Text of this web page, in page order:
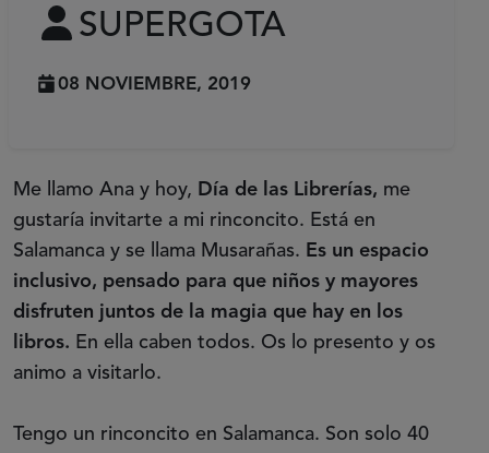
SUPERGOTA
08 NOVIEMBRE, 2019
Me llamo Ana y hoy, Día de las Librerías, me
gustaría invitarte a mi rinconcito. Está en
Salamanca y se llama Musarañas. Es un espacio
inclusivo, pensado para que niños y mayores
disfruten juntos de la magia que hay en los
libros. En ella caben todos. Os lo presento y os
animo a visitarlo.
Tengo un rinconcito en Salamanca. Son solo 40